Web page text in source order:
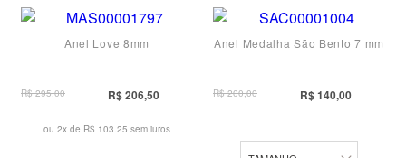
Anel Love 8mm
R$ 295,00 R$ 206,50
ou 2x de R$ 103,25 sem juros
Anel Medalha São Bento 7 mm
R$ 200,00 R$ 140,00
14
17